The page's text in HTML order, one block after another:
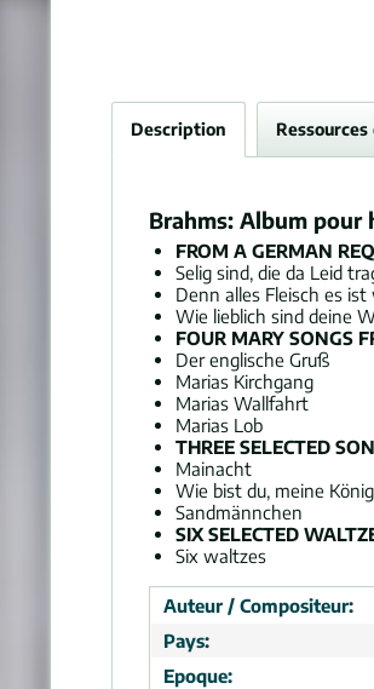
Description
Brahms: Album pour
FROM A GERMAN
Selig sind, die da Leid
Denn alles Fleisch es ist
Wie lieblich sind deine
FOUR MARY SONGS
Der englische Gruß
Marias Kirchgang
Marias Wallfahrt
Marias Lob
THREE SELECTED
Mainacht
Wie bist du, meine
Sandmännchen
SIX SELECTED
Six waltzes
Auteur / Compositeur:
Pays:
Epoque: